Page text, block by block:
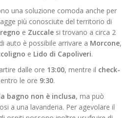
una soluzione comoda anche per
più conosciute del territorio di
e Zuccale si trovano a circa 2
auto è possibile arrivare a Morcone,
e Lido di Capoliveri.
dalle ore 13:00, mentre il check-
le ore 9:30.
bagno non è inclusa, ma può
a una lavanderia. Per agevolare il